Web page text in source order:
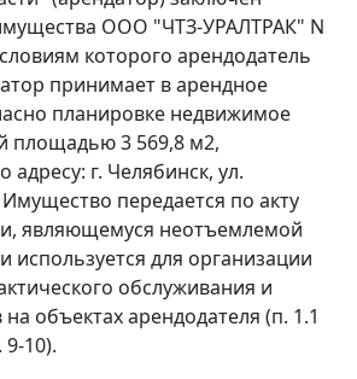
ООО "ЧТЗ-УРАЛТРАК" N
которого арендодатель
принимает в арендное
планировке недвижимое
площадью 3 569,8 м2,
г. Челябинск, ул.
передается по акту
являющемуся неотъемлемой
используется для организации
обслуживания и
объектах арендодателя (п. 1.1
9-10).